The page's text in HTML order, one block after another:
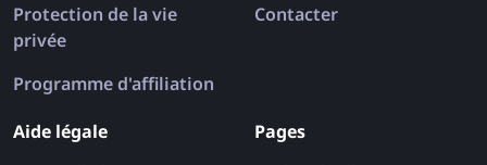
Protection de la vie
privée
Programme d'affiliation
Contacter
Aide légale
Pages